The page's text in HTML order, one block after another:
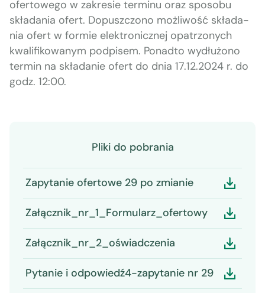
ofer­towego w zakre­sie ter­minu oraz sposobu
składa­nia ofert. Dopuszc­zono możli­wość składa­
nia ofert w formie elek­tron­icznej opa­tr­zonych
kwal­i­fikowanym pod­pisem. Pon­ad­to wydłużono
ter­min na składanie ofert do dnia 17.12.2024 r. do
godz. 12:00.
Pliki do pobrania
Zapytanie ofertowe 29 po zmianie
Załącznik_nr_1_Formularz_ofertowy
Załącznik_nr_2_oświadczenia
Pytanie i odpowiedź4-zapytanie nr 29